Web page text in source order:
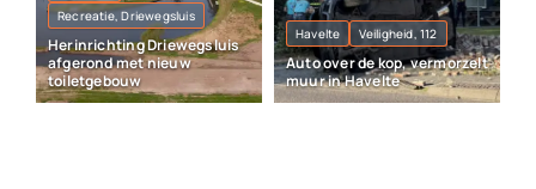
Recreatie, Driewegsluis
Herinrichting Driewegsluis
afgerond met nieuw
toiletgebouw
Havelte Veiligheid, 112
Auto over de kop, vermorzelt
muur in Havelte